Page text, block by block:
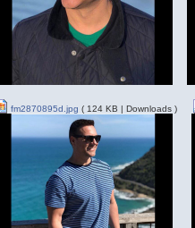
fm2870895d.jpg ( 124 KB | Downloads )